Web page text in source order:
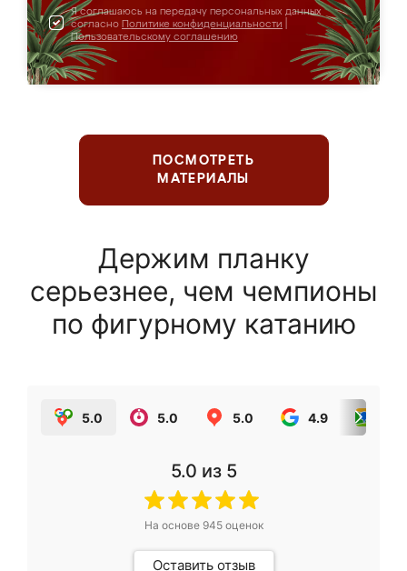
Я соглашаюсь на передачу персональных данных
согласно Политике конфиденциальности
Пользовательскому соглашению
ПОСМОТРЕТЬ
МАТЕРИАЛЫ
Держим планку
серьезнее, чем чемпионы
по фигурному катанию
5.0 5.0 5.0 4.9
5.0 из 5
На основе 945оценок
Оставить отзыв